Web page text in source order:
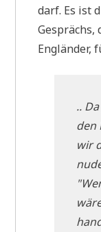
darf. Es ist
Gesprächs,
Eng­län­der,
..
den
wir